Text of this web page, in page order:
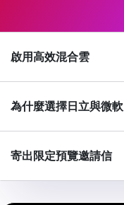
啟用高效混合雲
為什麼選擇日立與微軟
寄出限定預覽邀請信